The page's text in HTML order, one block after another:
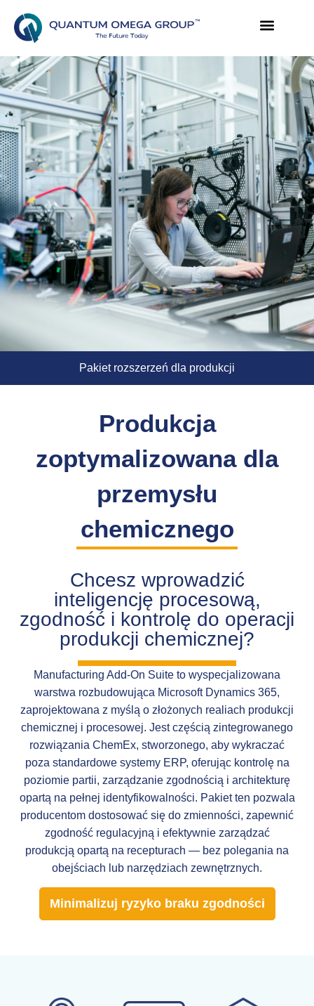
Pakiet rozszerzeń dla produkcji
Produkcja
zoptymalizowana dla
przemysłu
chemicznego
Chcesz wprowadzić
inteligencję procesową,
zgodność i kontrolę do operacji
produkcji chemicznej?
Manufacturing Add-On Suite to wyspecjalizowana
warstwa rozbudowująca Microsoft Dynamics 365,
zaprojektowana z myślą o złożonych realiach produkcji
chemicznej i procesowej. Jest częścią zintegrowanego
rozwiązania ChemEx, stworzonego, aby wykraczać
poza standardowe systemy ERP, oferując kontrolę na
poziomie partii, zarządzanie zgodnością i architekturę
opartą na pełnej identyfikowalności. Pakiet ten pozwala
producentom dostosować się do zmienności, zapewnić
zgodność regulacyjną i efektywnie zarządzać
produkcją opartą na recepturach — bez polegania na
obejściach lub narzędziach zewnętrznych.
Minimalizuj ryzyko braku zgodności